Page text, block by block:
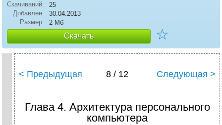
Скачиваний:
25
Добавлен:
30.04.2013
Размер:
2 Мб
Скачать ☆
< Предыдущая 8 / 12 Следующая >
Глава 4. Архитектура персонального
компьютера